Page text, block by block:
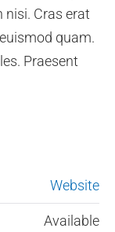
nisi. Cras erat
quam.
Praesent
Website
Available